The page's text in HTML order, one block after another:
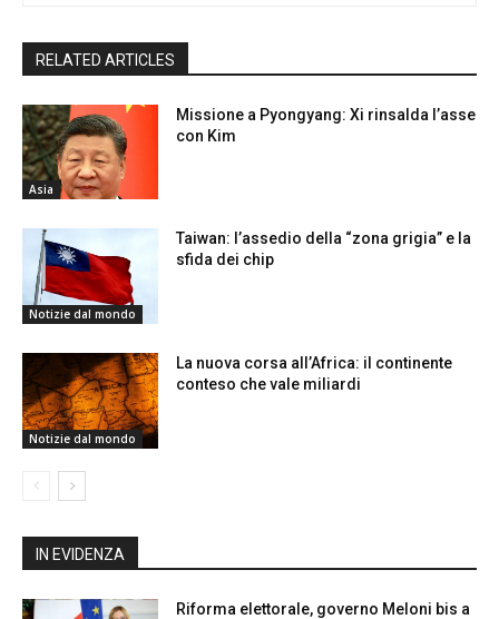
RELATED ARTICLES
Asia
Missione a Pyongyang: Xi rinsalda l’asse
con Kim
Notizie dal mondo
Taiwan: l’assedio della “zona grigia” e la
sfida dei chip
Notizie dal mondo
La nuova corsa all’Africa: il continente
conteso che vale miliardi
IN EVIDENZA
Riforma elettorale, governo Meloni bis a